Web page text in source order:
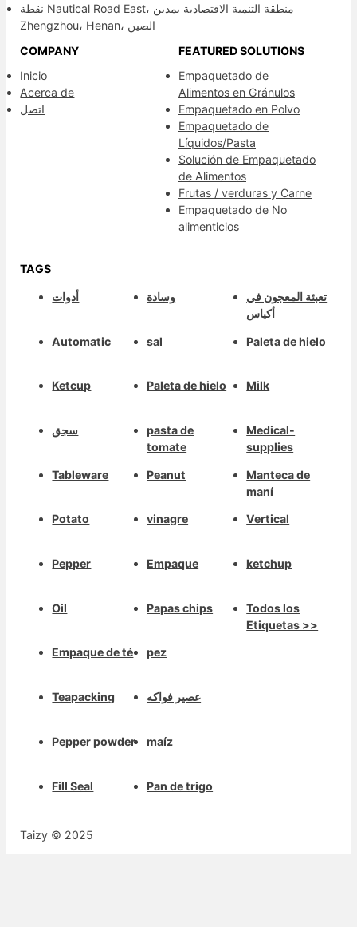
نقطة Nautical Road East، منطقة التنمية الاقتصادية بمدين
Zhengzhou، Henan، الصين
COMPANY
Inicio
Acerca de
اتصل
FEATURED SOLUTIONS
Empaquetado de
Alimentos en Gránulos
Empaquetado en Polvo
Empaquetado de
Líquidos/Pasta
Solución de Empaquetado
de Alimentos
Frutas / verduras y Carne
Empaquetado de No
alimenticios
TAGS
أدوات
Automatic
Ketcup
سجق
Tableware
Potato
Pepper
Oil
Empaque de té
Teapacking
Pepper powder
Fill Seal
وسادة
sal
Paleta de hielo
pasta de
tomate
Peanut
vinagre
Empaque
Papas chips
pez
عصير فواكه
maíz
Pan de trigo
تعبئة المعجون في
أكياس
Paleta de hielo
Milk
Medical-
supplies
Manteca de
maní
Vertical
ketchup
Todos los
Etiquetas >>
Taizy © 2025